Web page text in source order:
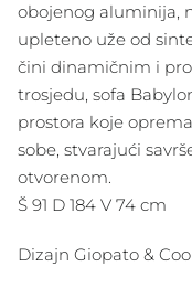
obojenog aluminija,
upleteno uže od
čini dinamičnim i
trosjedu, sofa
prostora koje
sobe, stvarajući
otvorenom.
Š 91 D 184 V 74 cm
Dizajn Giopato &